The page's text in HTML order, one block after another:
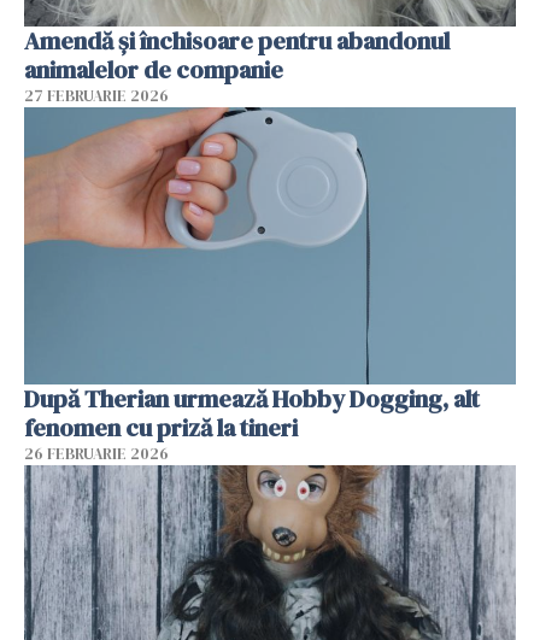
Amendă și închisoare pentru abandonul
animalelor de companie
27 FEBRUARIE 2026
După Therian urmează Hobby Dogging, alt
fenomen cu priză la tineri
26 FEBRUARIE 2026